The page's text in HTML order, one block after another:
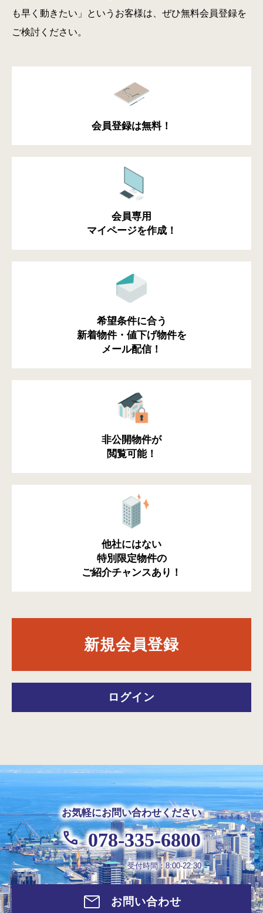
も早く動きたい」というお客様は、ぜひ無料会員登録を
ご検討ください。
会員登録は無料！
会員専用
マイページを作成！
希望条件に合う
新着物件・値下げ物件を
メール配信！
非公開物件が
閲覧可能！
他社にはない
特別限定物件の
ご紹介チャンスあり！
新規会員登録
ログイン
お気軽にお問い合わせください
078-335-6800
受付時間：8:00-22:30
お問い合わせ